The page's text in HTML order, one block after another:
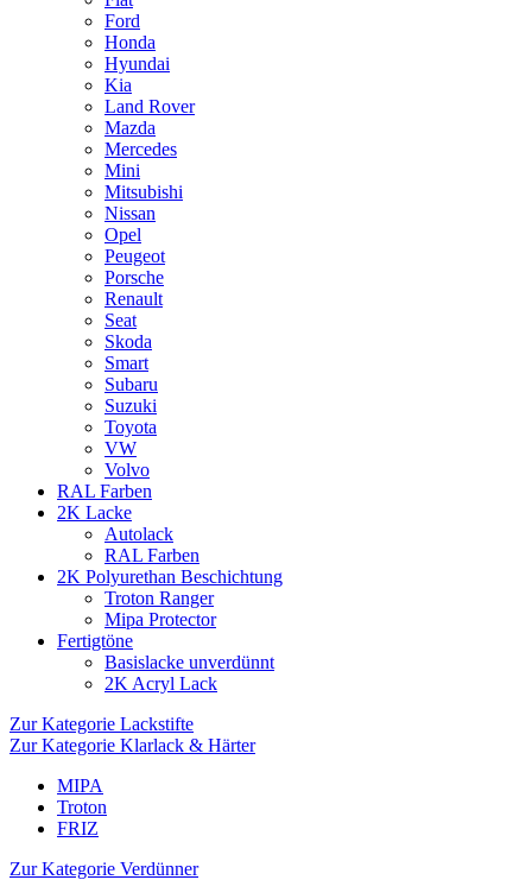
Ford
Honda
Hyundai
Kia
Land Rover
Mazda
Mercedes
Mini
Mitsubishi
Nissan
Opel
Peugeot
Porsche
Renault
Seat
Skoda
Smart
Subaru
Suzuki
Toyota
VW
Volvo
RAL Farben
2K Lacke
Autolack
RAL Farben
2K Polyurethan Beschichtung
Troton Ranger
Mipa Protector
Fertigtöne
Basislacke unverdünnt
2K Acryl Lack
Zur Kategorie Lackstifte
Zur Kategorie Klarlack & Härter
MIPA
Troton
FRIZ
Zur Kategorie Verdünner